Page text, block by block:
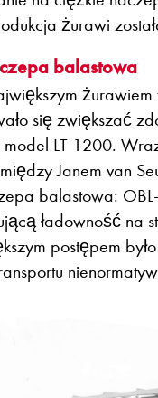
żurawi
balastowa
żurawiem
się zwiększać
model LT 1200.
Janem van
balastowa:
ładowność na
postępem